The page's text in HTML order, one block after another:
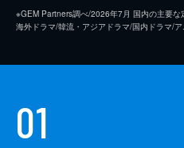
※GEM Partners調べ/2026年7⽉ 国内の主要
海外ドラマ/韓流・アジアドラマ/国内ドラマ/ア
01